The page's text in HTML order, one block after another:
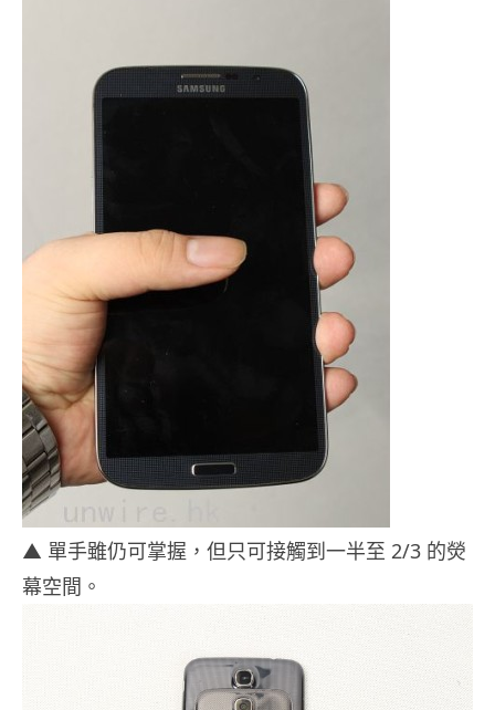
▲ 單手雖仍可掌握，但只可接觸到一半至 2/3 的熒
幕空間。